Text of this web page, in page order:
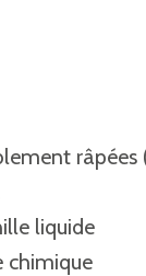
râpées
liquide
chimique